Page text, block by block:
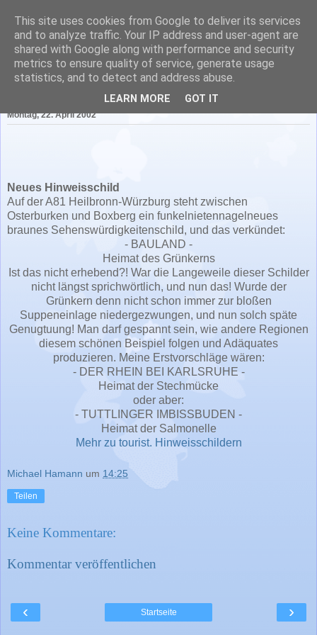
Literatur in Baden-
Württemberg
Montag, 22. April 2002
Neues Hinweisschild
Auf der A81 Heilbronn-Würzburg steht zwischen
Osterburken und Boxberg ein funkelnietennagelneues
braunes Sehenswürdigkeitenschild, und das verkündet:
- BAULAND -
Heimat des Grünkerns
Ist das nicht erhebend?! War die Langeweile dieser Schilder
nicht längst sprichwörtlich, und nun das! Wurde der
Grünkern denn nicht schon immer zur bloßen
Suppeneinlage niedergezwungen, und nun solch späte
Genugtuung! Man darf gespannt sein, wie andere Regionen
diesem schönen Beispiel folgen und Adäquates
produzieren. Meine Erstvorschläge wären:
- DER RHEIN BEI KARLSRUHE -
Heimat der Stechmücke
oder aber:
- TUTTLINGER IMBISSBUDEN -
Heimat der Salmonelle
Mehr zu tourist. Hinweisschildern
Michael Hamann um 14:25
Teilen
Keine Kommentare:
Kommentar veröffentlichen
‹ ›
Startseite
This site uses cookies from Google to deliver its services
and to analyze traffic. Your IP address and user-agent are
shared with Google along with performance and security
metrics to ensure quality of service, generate usage
statistics, and to detect and address abuse.
LEARN MORE GOT IT